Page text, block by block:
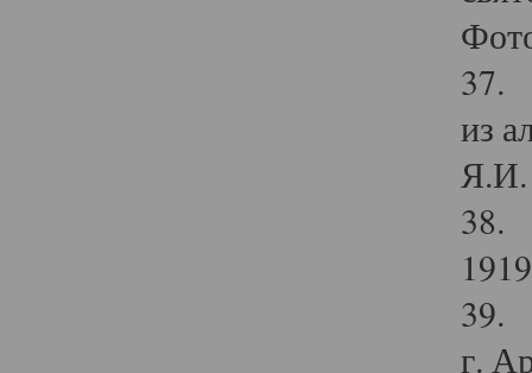
37.
из
Я.И.
38.
39.
г.